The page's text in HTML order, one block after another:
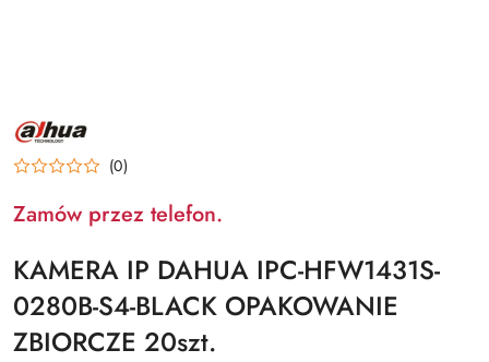
NAZWA
PRODUCENTA:
DAHUA
(0)
Zamów przez telefon.
KAMERA IP DAHUA IPC-HFW1431S-
0280B-S4-BLACK OPAKOWANIE
ZBIORCZE 20szt.